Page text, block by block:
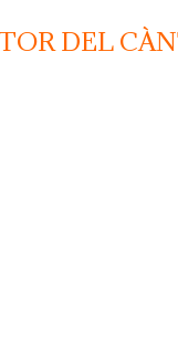
DEL
del càntir